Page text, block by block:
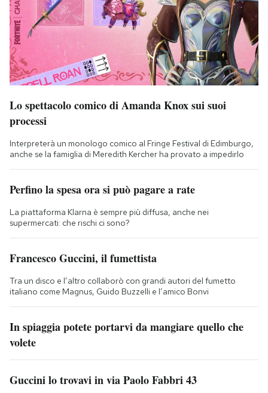
Lo spettacolo comico di Amanda Knox sui suoi
processi
Interpreterà un monologo comico al Fringe Festival di Edimburgo,
anche se la famiglia di Meredith Kercher ha provato a impedirlo
Perfino la spesa ora si può pagare a rate
La piattaforma Klarna è sempre più diffusa, anche nei
supermercati: che rischi ci sono?
Francesco Guccini, il fumettista
Tra un disco e l’altro collaborò con grandi autori del fumetto
italiano come Magnus, Guido Buzzelli e l’amico Bonvi
In spiaggia potete portarvi da mangiare quello che
volete
Guccini lo trovavi in via Paolo Fabbri 43